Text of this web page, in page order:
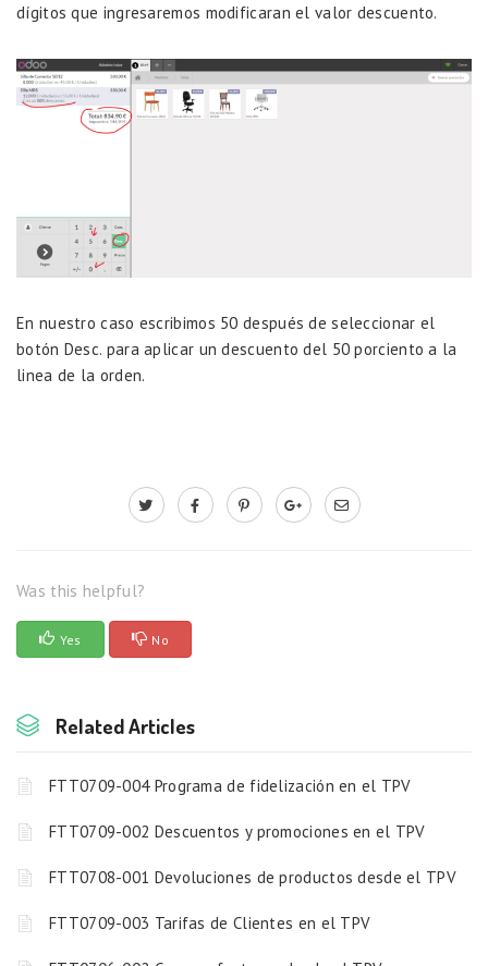
dígitos que ingresaremos modificaran el valor descuento.
En nuestro caso escribimos 50 después de seleccionar el
botón Desc. para aplicar un descuento del 50 porciento a la
linea de la orden.
Was this helpful?
Yes No
Related Articles
FTT0709-004 Programa de fidelización en el TPV
FTT0709-002 Descuentos y promociones en el TPV
FTT0708-001 Devoluciones de productos desde el TPV
FTT0709-003 Tarifas de Clientes en el TPV